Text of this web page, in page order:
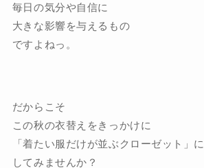
毎日の気分や自信に
大きな影響を与えるもの
ですよねっ。
だからこそ
この秋の衣替えをきっかけに
「着たい服だけが並ぶクローゼット」に
してみませんか？